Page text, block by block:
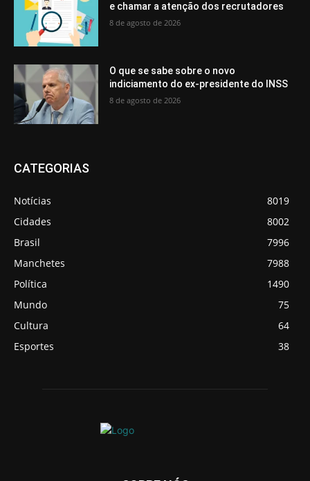
e chamar a atenção dos recrutadores
8 de agosto de 2026
O que se sabe sobre o novo
indiciamento do ex-presidente do INSS
8 de agosto de 2026
CATEGORIAS
Notícias
8019
Cidades
8002
Brasil
7996
Manchetes
7988
Política
1490
Mundo
75
Cultura
64
Esportes
38